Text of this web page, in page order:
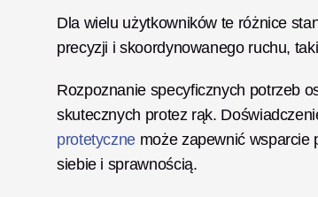
Dla wielu użytkowników te różnice
precyzji i skoordynowanego ruchu,
Rozpoznanie specyficznych potrzeb
skutecznych protez rąk.
protetyczne może zapewnić wsparcie
siebie i sprawnością.